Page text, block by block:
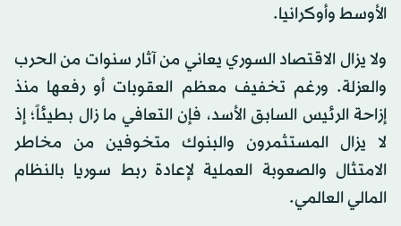
الأوسط وأوكرانيا.
ولا يزال الاقتصاد السوري يعاني من آثار سنوات من الحرب
والعزلة. ورغم تخفيف معظم العقوبات أو رفعها منذ
إزاحة الرئيس السابق الأسد، فإن التعافي ما زال بطيئاً؛ إذ
لا يزال المستثمرون والبنوك متخوفين من مخاطر
الامتثال والصعوبة العملية لإعادة ربط سوريا بالنظام
المالي العالمي.